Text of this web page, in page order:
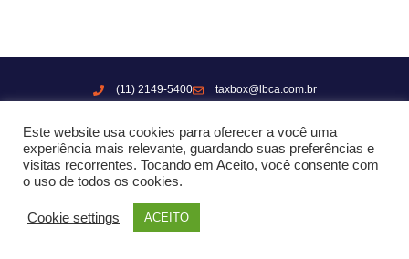
(11) 2149-5400
taxbox@lbca.com.br
Copyright © 2021 TaxBox | Inteligência Tributária | Todos os direitos reservados
feito por
Este website usa cookies parra oferecer a você uma
experiência mais relevante, guardando suas preferências e
visitas recorrentes. Tocando em Aceito, você consente com
o uso de todos os cookies.
Cookie settings ACEITO